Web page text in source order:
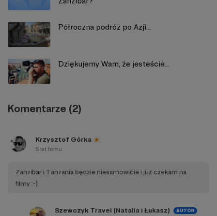
Półroczna podróż po Azji...
Dziękujemy Wam, że jesteście...
Komentarze (2)
Krzysztof Górka
5 lat temu
Zanzibar i Tanzania będzie niesamowicie i już czekam na
filmy :-)
Szewczyk Travel (Natalia i Łukasz) AUTOR